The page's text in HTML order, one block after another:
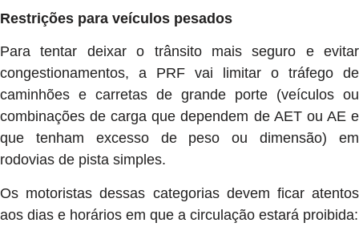
Restrições para veículos pesados
Para tentar deixar o trânsito mais seguro e evitar
congestionamentos, a PRF vai limitar o tráfego de
caminhões e carretas de grande porte (veículos ou
combinações de carga que dependem de AET ou AE e
que tenham excesso de peso ou dimensão) em
rodovias de pista simples.
Os motoristas dessas categorias devem ficar atentos
aos dias e horários em que a circulação estará proibida: